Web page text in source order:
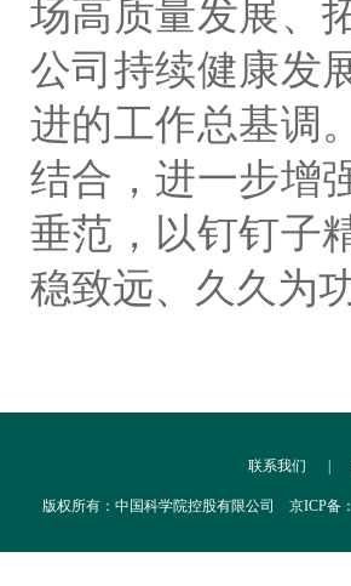
场高质量发展、
公司持续健康发
进的工作总基调
结合，进一步增
垂范，以钉钉子
稳致远、久久为功
联系我们 |
版权所有：中国科学院控股有限公司 京ICP备